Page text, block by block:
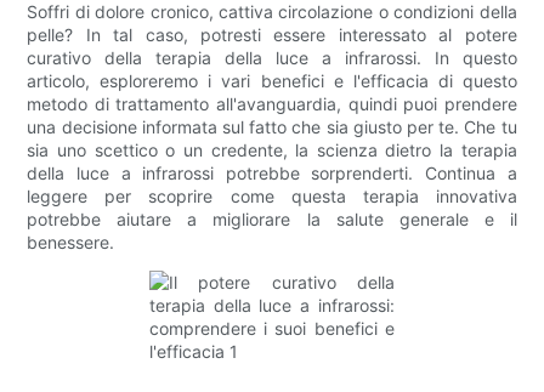
Soffri di dolore cronico, cattiva circolazione o condizioni della
pelle? In tal caso, potresti essere interessato al potere
curativo della terapia della luce a infrarossi. In questo
articolo, esploreremo i vari benefici e l'efficacia di questo
metodo di trattamento all'avanguardia, quindi puoi prendere
una decisione informata sul fatto che sia giusto per te. Che tu
sia uno scettico o un credente, la scienza dietro la terapia
della luce a infrarossi potrebbe sorprenderti. Continua a
leggere per scoprire come questa terapia innovativa
potrebbe aiutare a migliorare la salute generale e il
benessere.